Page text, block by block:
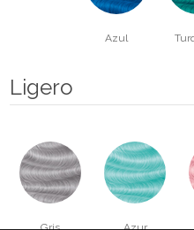
Azul
Ligero